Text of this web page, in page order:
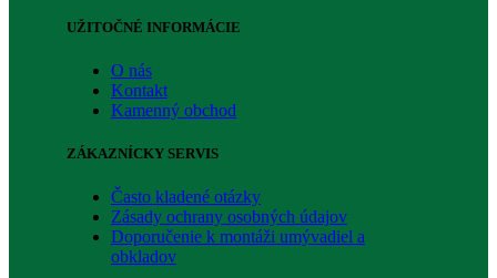
UŽITOČNÉ INFORMÁCIE
O nás
Kontakt
Kamenný obchod
ZÁKAZNÍCKY SERVIS
Často kladené otázky
Zásady ochrany osobných údajov
Doporučenie k montáži umývadiel a
obkladov